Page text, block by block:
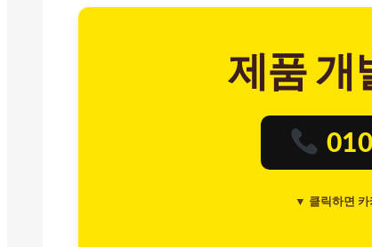
제품 개
▼ 클릭하면 카